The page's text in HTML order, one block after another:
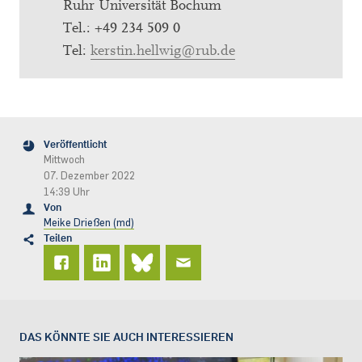
Ruhr Universität Bochum
Tel.: +49 234 509 0
Tel: kerstin.hellwig@rub.de
Veröffentlicht
Mittwoch
07. Dezember 2022
14:39 Uhr
Von
Meike Drießen (md)
Teilen
DAS KÖNNTE SIE AUCH INTERESSIEREN